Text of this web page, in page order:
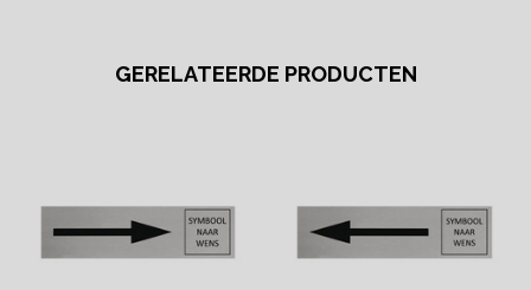
GERELATEERDE PRODUCTEN